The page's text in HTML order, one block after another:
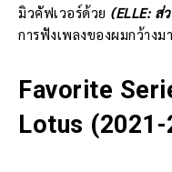
มิวคัฟเวอร์ด้วย (ELLE:
การฟังเพลงของผมกว้าง
Favorite
Lotus (2021-